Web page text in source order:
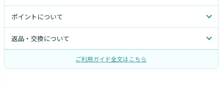
ポイントについて
返品・交換について
ご利用ガイド全文はこちら